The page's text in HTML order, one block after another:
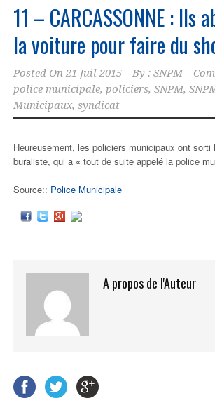
11 – CARCASSONNE : Ils
la voiture pour faire du
Posted On 21 Juil 2015 By : SNPM
police municipale, policiers, SNPM,
Municipaux, syndicat
Heureusement, les policiers municipaux ont
buraliste, qui a « tout de suite appelé la police
Source:: Police Municipale
A propos de l'Auteur